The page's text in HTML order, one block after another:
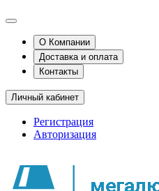
О Компании
Доставка и оплата
Контакты
Личный кабинет
Регистрация
Авторизация